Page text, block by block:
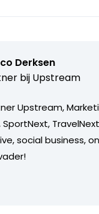
Derksen
bij Upstream
Upstream,
social business,